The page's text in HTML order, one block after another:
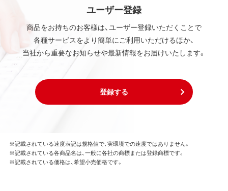
ユーザー登録
商品をお持ちのお客様は、ユーザー登録いただくことで
各種サービスをより簡単にご利用いただけるほか、
当社から重要なお知らせや最新情報をお届けいたします。
登録する
※記載されている速度表記は規格値で、実環境での速度ではありません。
※記載されている各商品名は、一般に各社の商標または登録商標です。
※記載されている価格は、希望小売価格です。